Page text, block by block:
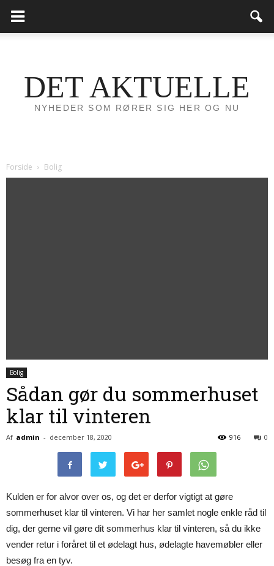
DET AKTUELLE
NYHEDER SOM RØRER SIG HER OG NU
Forside Bolig
Bolig
Sådan gør du sommerhuset
klar til vinteren
Af admin - december 18, 2020 0
916
Kulden er for alvor over os, og det er derfor vigtigt at gøre
sommerhuset klar til vinteren. Vi har her samlet nogle enkle råd til
dig, der gerne vil gøre dit sommerhus klar til vinteren, så du ikke
vender retur i foråret til et ødelagt hus, ødelagte havemøbler eller
besøg fra en tyv.